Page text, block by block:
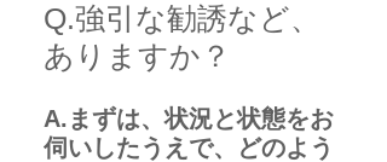
Q.強引な勧誘など、
ありますか？
A.まずは、状況と状態をお
伺いしたうえで、どのよう